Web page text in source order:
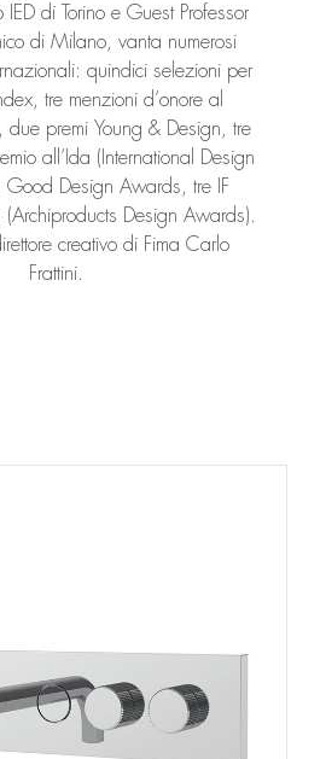
IED di Torino e Guest Professor
di Milano, vanta numerosi
quindici selezioni per
tre menzioni d’onore al
due premi Young & Design, tre
all’Ida (International Design
Design Awards, tre IF
Design Awards).
creativo di Fima Carlo
Frattini.